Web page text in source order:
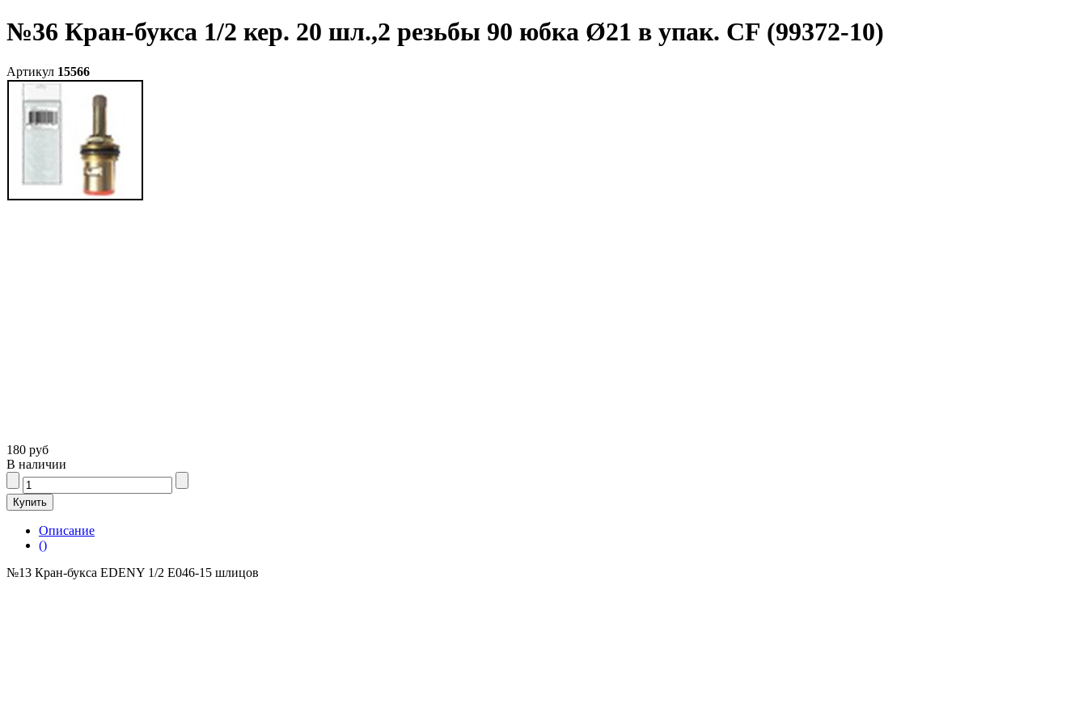
№36 Кран-букса 1/2 кер. 20 шл.,2 резьбы 90 юбка Ø21 в упак. CF (99372-10)
Артикул 15566
180 руб
В наличии
Описание
()
№13 Кран-букса EDENY 1/2 E046-15 шлицов